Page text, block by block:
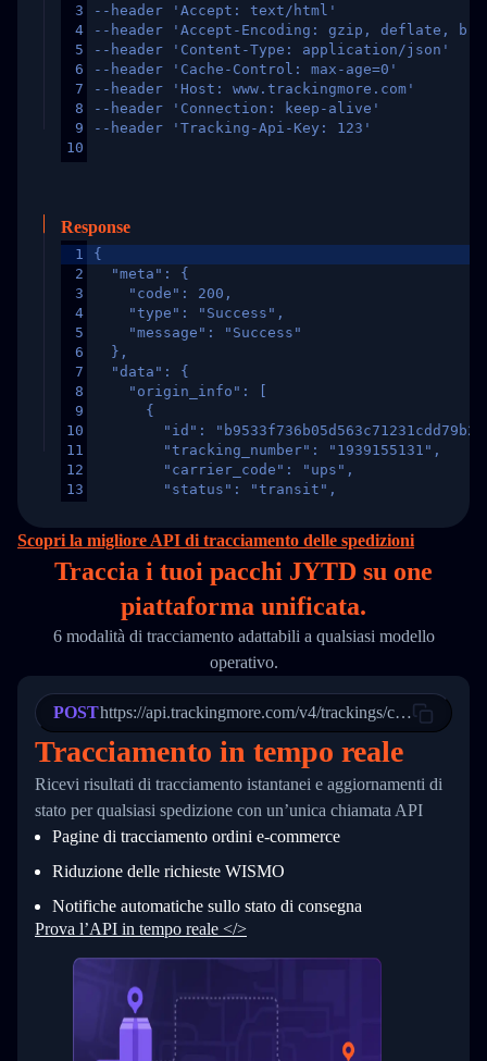
3
4
5
6
7
8
9
10
--header 'Accept: text/html'
--header 'Accept-Encoding: gzip, deflate,
--header 'Content-Type: application/json'
--header 'Cache-Control: max-age=0'
--header 'Host: www.trackingmore.com'
--header 'Connection: keep-alive'
--header 'Tracking-Api-Key: 123'
Response
1
2
3
4
5
6
7
8
9
10
11
12
13
16
17
21
24
26
27
28
30
31
32
33
34
{
  "meta": {
    "code": 200,
    "type": "Success",
    "message": "Success"
  },
  "data": {
    "origin_info": [
      {
"id":
        "tracking_number": "1939155131",
        "carrier_code": "ups",
        "status": "transit",
        "itemTimeLength": 2,
        "weblink": "",
        "phone": null,
        "trackinfo": [
          {
            "Date": "2017-03-08 04: 22: 00",
"StatusDescription": "Departed
          },
          {
            "Date": "2017-03-06 15:28:00",
"StatusDescription": "Shipment
"Details": "BEIJING-
          }
        ]
      }
    ]
  }
}
Scopri la migliore API di tracciamento delle spedizioni
Traccia i tuoi pacchi JYTD su one
piattaforma unificata.
6 modalità di tracciamento adattabili a qualsiasi modello
operativo.
POSThttps://api.trackingmore.com/v4/trackings/create
Tracciamento in tempo reale
Ricevi risultati di tracciamento istantanei e aggiornamenti di
stato per qualsiasi spedizione con un’unica chiamata API
Pagine di tracciamento ordini e‑commerce
Riduzione delle richieste WISMO
Notifiche automatiche sullo stato di consegna
Prova l’API in tempo reale </>